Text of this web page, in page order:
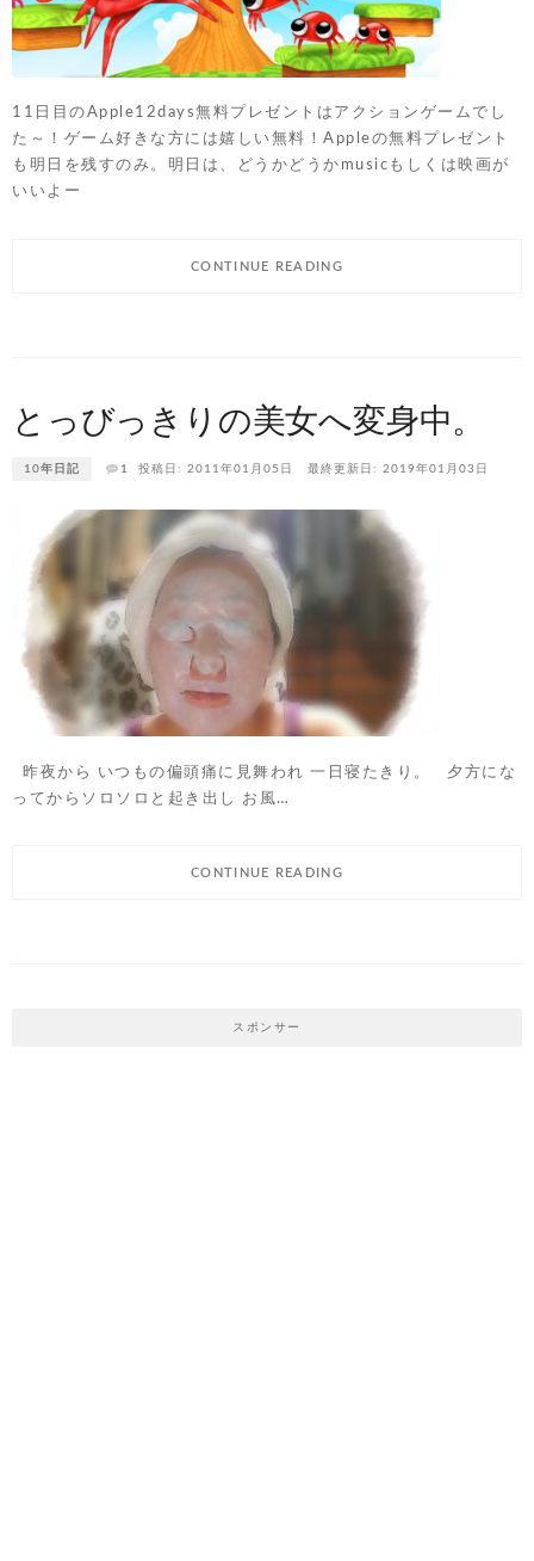
11日目のApple12days無料プレゼントはアクションゲームでし
た～！ゲーム好きな方には嬉しい無料！Appleの無料プレゼント
も明日を残すのみ。明日は、どうかどうかmusicもしくは映画が
いいよー
CONTINUE READING
とっびっきりの美女へ変身中。
10年日記 1 投稿日: 2011年01月05日 最終更新日: 2019年01月03日
昨夜から いつもの偏頭痛に見舞われ 一日寝たきり。 夕方にな
ってからソロソロと起き出し お風…
CONTINUE READING
スポンサー